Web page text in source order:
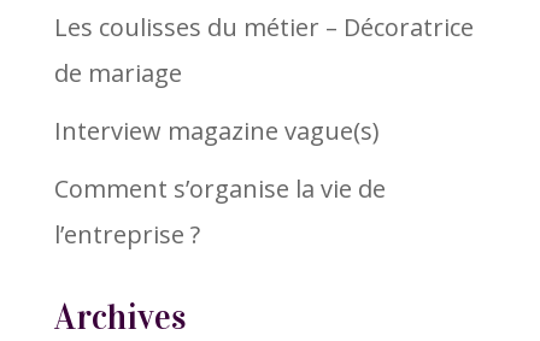
Les coulisses du métier – Décoratrice
de mariage
Interview magazine vague(s)
Comment s’organise la vie de
l’entreprise ?
Archives